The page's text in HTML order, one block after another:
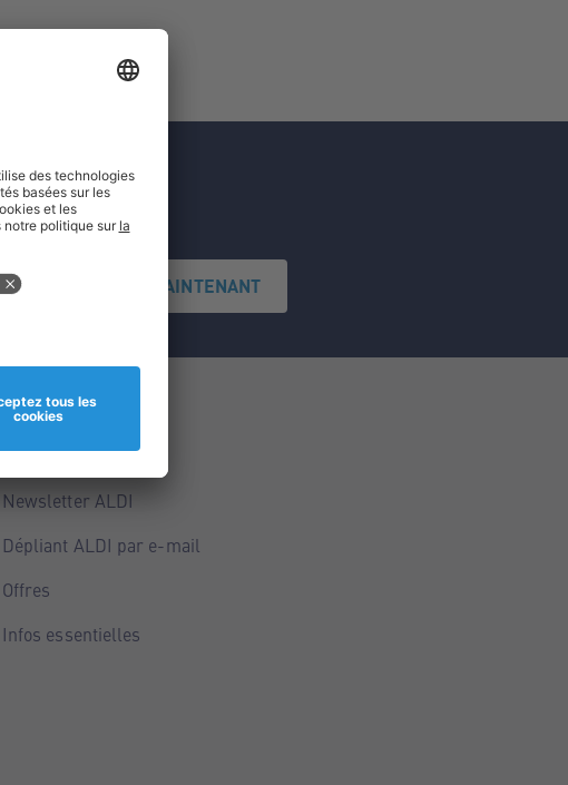
S'INSCRIRE MAINTENANT
Service
Points ALDI
Newsletter ALDI
Dépliant ALDI par e-mail
Offres
Infos essentielles